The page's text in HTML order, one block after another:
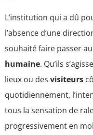
L’institution qui a dû
l’absence d’une
souhaité faire passer
humaine. Qu’ils
lieux ou des visiteurs
quotidiennement,
tous la sensation de
progressivement en